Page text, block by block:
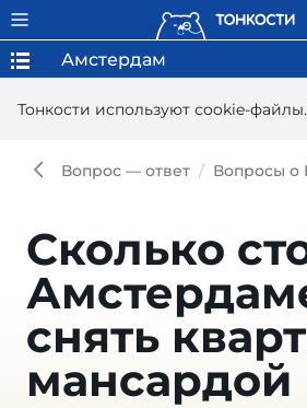
Тонкости используют сookie-файлы.
Амстердам
Вопрос — ответ Вопросы о
Сколько
снять
мансардой